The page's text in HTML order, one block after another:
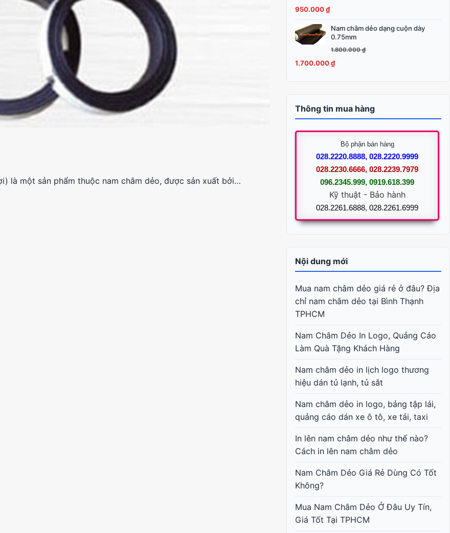
là một sản phẩm thuộc nam châm dẻo, được sản xuất bởi…
1.050.000 ₫.
950.000₫
là:
950.000 ₫.Nam châm dẻo dạng cuộn dày
0.75mm
1.800.000₫
Giá
gốc
1.800.000 ₫.
1.700.000₫
Giá
hiện
là:
Thông tin mua hàng
Bộ phận bán hàng
028.2220.8888, 028.2220.9999
028.2230.6666, 028.2239.7979
096.2345.999, 0919.618.399
Kỹ thuật - Bảo hành
028.2261.6888, 028.2261.6999
Nội dung mới
Mua nam châm dẻo giá rẻ ở đâu? Địa
chỉ nam châm dẻo tại Bình Thạnh
TPHCM
Nam Châm Dẻo In Logo, Quảng Cáo
Làm Quà Tặng Khách Hàng
Nam châm dẻo in lịch logo thương
hiệu dán tủ lạnh, tủ sắt
Nam châm dẻo in logo, bảng tập lái,
quảng cáo dán xe ô tô, xe tải, taxi
In lên nam châm dẻo như thế nào?
Cách in lên nam châm dẻo
Nam Châm Dẻo Giá Rẻ Dùng Có Tốt
Không?
Mua Nam Châm Dẻo Ở Đâu Uy Tín,
Giá Tốt Tại TPHCM